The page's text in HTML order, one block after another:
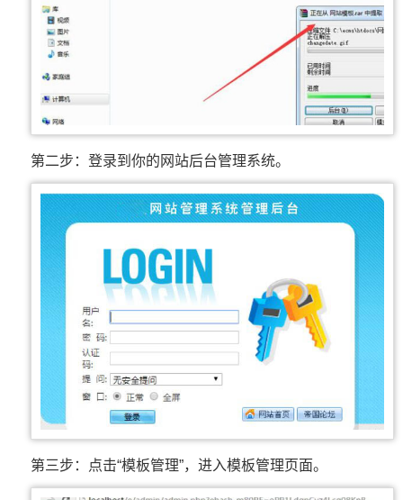
第二步：登录到你的网站后台管理系统。
第三步：点击“模板管理”，进入模板管理页面。